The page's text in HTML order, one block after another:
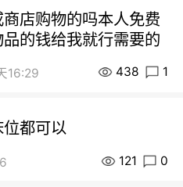
店购物的吗本人免费
的钱给我就行需要的
16:29 438 1
都可以
121 0